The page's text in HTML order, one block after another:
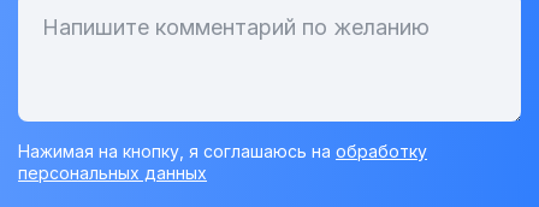
Нажимая на кнопку, я соглашаюсь на обработку
персональных данных